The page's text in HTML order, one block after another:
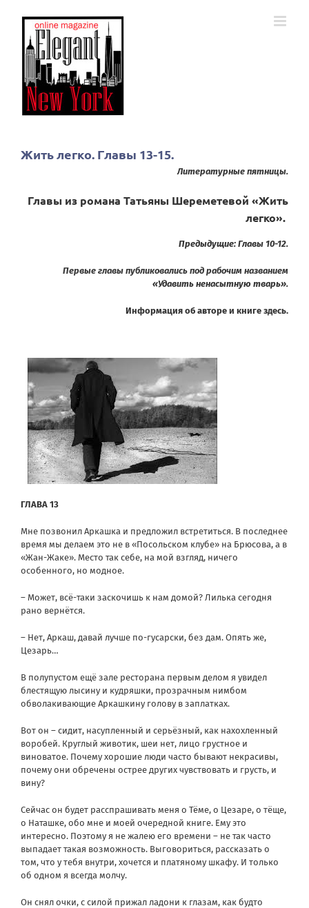
Жить легко. Главы 13-15.
Литературные пятницы.
Главы из романа Татьяны Шереметевой «Жить
легко».
Предыдущие: Главы 10-12.
Первые главы публиковались под рабочим названием
«Удавить ненасытную тварь».
Информация об авторе и книге здесь.
ГЛАВА 13
Мне позвонил Аркашка и предложил встретиться. В последнее
время мы делаем это не в «Посольском клубе» на Брюсова, а в
«Жан-Жаке». Место так себе, на мой взгляд, ничего
особенного, но модное.
– Может, всё-таки заскочишь к нам домой? Лилька сегодня
рано вернётся.
– Нет, Аркаш, давай лучше по-гусарски, без дам. Опять же,
Цезарь…
В полупустом ещё зале ресторана первым делом я увидел
блестящую лысину и кудряшки, прозрачным нимбом
обволакивающие Аркашкину голову в заплатках.
Вот он – сидит, насупленный и серьёзный, как нахохленный
воробей. Круглый животик, шеи нет, лицо грустное и
виноватое. Почему хорошие люди часто бывают некрасивы,
почему они обречены острее других чувствовать и грусть, и
вину?
Сейчас он будет расспрашивать меня о Тёме, о Цезаре, о тёще,
о Наташке, обо мне и моей очередной книге. Ему это
интересно. Поэтому я не жалею его времени – не так часто
выпадает такая возможность. Выговориться, рассказать о
том, что у тебя внутри, хочется и платяному шкафу. И только
об одном я всегда молчу.
Он снял очки, с силой прижал ладони к глазам, как будто